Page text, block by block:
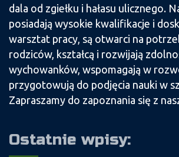
dala od zgiełku i hałasu ulicznego.
posiadają wysokie kwalifikacje i
warsztat pracy, są otwarci na
rodziców, kształcą i rozwijają
wychowanków, wspomagają w
przygotowują do podjęcia nauki w
Zapraszamy do zapoznania się z
Ostatnie wpisy: